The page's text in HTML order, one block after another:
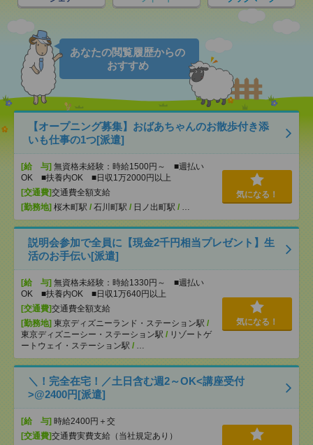
あなたの閲覧履歴からの
おすすめ
【オープニング募集】おばあちゃんのお散歩付き添
いも仕事の1つ[派遣]
[給 与] 無資格未経験：時給1500円～ ■週払い
OK ■扶養内OK ■日収1万2000円以上
[交通費]交通費全額支給
[勤務地] 桜木町駅 / 石川町駅 / 日ノ出町駅 / …
気になる！
説明会参加で全員に【現金2千円相当プレゼント】生
活のお手伝い[派遣]
[給 与] 無資格未経験：時給1330円～ ■週払い
OK ■扶養内OK ■日収1万640円以上
[交通費]交通費全額支給
[勤務地] 東京ディズニーランド・ステーション駅 /
東京ディズニーシー・ステーション駅 / リゾートゲ
ートウェイ・ステーション駅 / …
気になる！
＼！完全在宅！／土日含む週2～OK<講座受付
>@2400円[派遣]
[給 与] 時給2400円＋交
[交通費]交通費実費支給（当社規定あり）